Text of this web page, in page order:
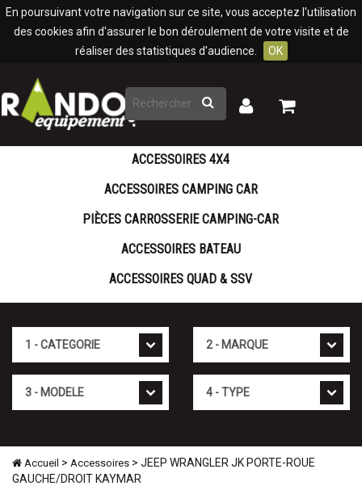
En poursuivant votre navigation sur ce site, vous acceptez l'utilisation
des cookies afin d'assurer le bon déroulement de votre visite et de
réaliser des statistiques d'audience.
OK
Rechercher
Mon
Mon
ACCESSOIRES 4X4
ACCESSOIRES CAMPING CAR
PIÈCES CARROSSERIE CAMPING-CAR
ACCESSOIRES BATEAU
ACCESSOIRES QUAD & SSV
Accueil > Accessoires > JEEP WRANGLER JK PORTE-ROUE
GAUCHE/DROIT KAYMAR
Panneau de gestion des cookies